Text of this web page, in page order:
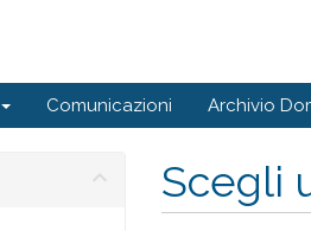
Comunicazioni Archivio
Scegli